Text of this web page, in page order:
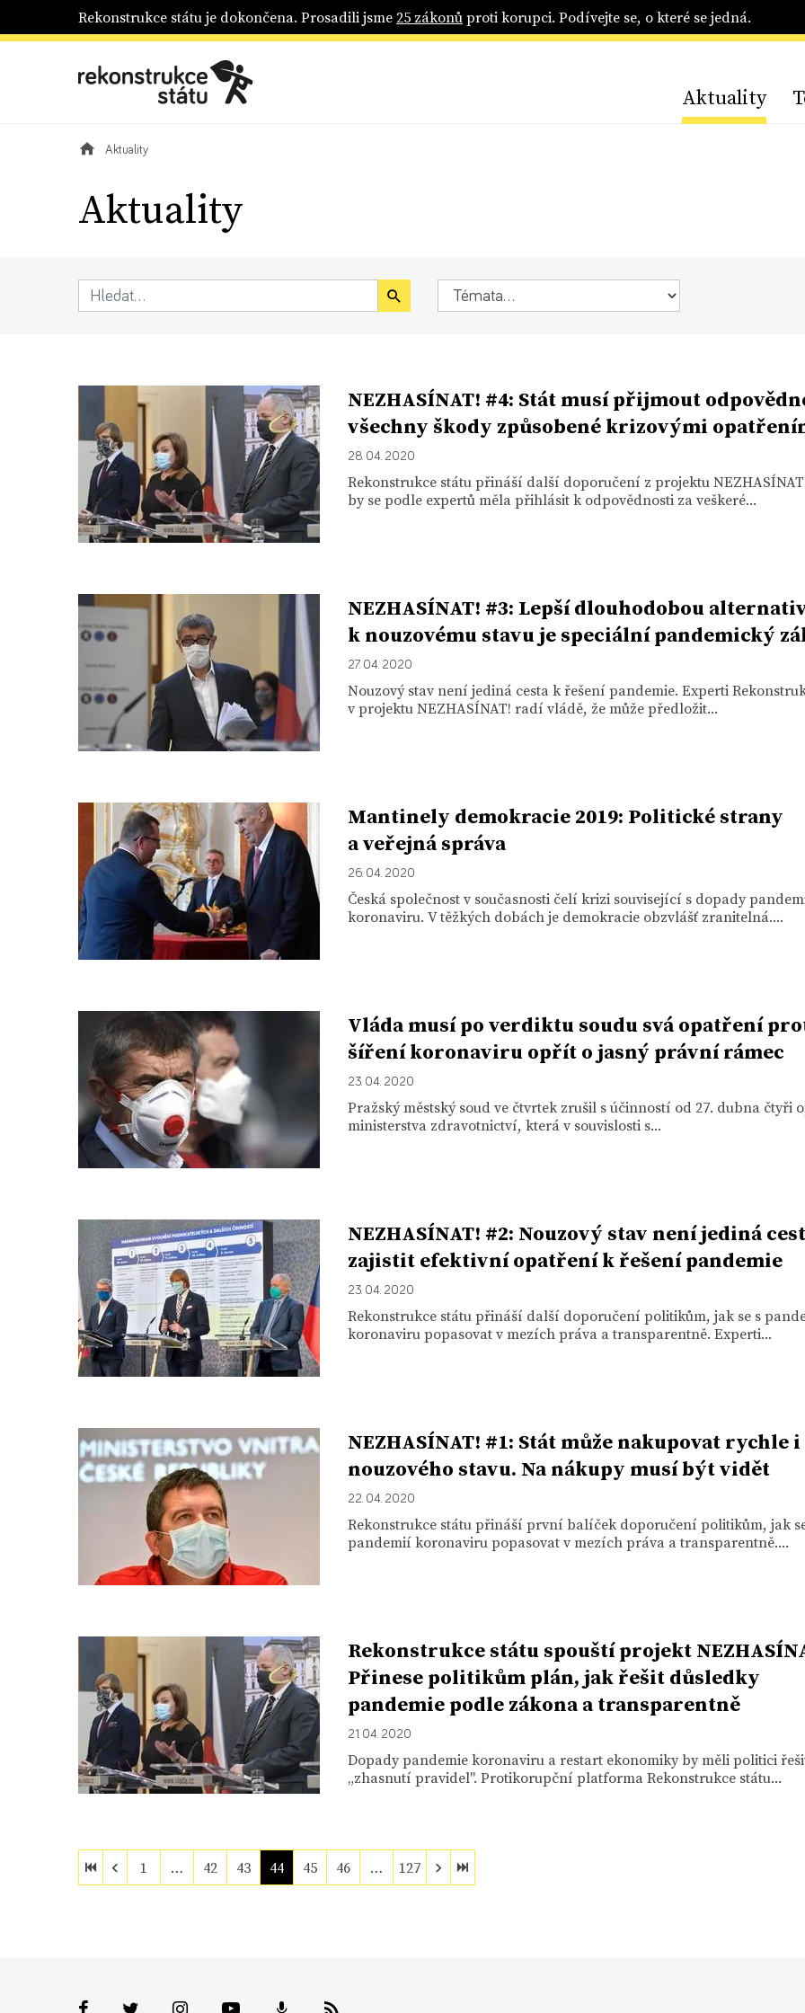
Rekonstrukce státu je dokončena. Prosadili jsme25 zákonůproti korupci. Podívejte se, o které se jedná.
Aktuality
Aktuality
Aktuality
NEZHASÍNAT! #4: Stát musí přijmout
všechny škody způsobené krizovými
28. 04. 2020
Rekonstrukce státu přináší další doporučení z projektu
by se podle expertů měla přihlásit k odpovědnosti za veškeré...
NEZHASÍNAT! #3: Lepší dlouhodobou
k nouzovému stavu je speciální pandemický
27. 04. 2020
Nouzový stav není jediná cesta k řešení pandemie. Experti
v projektu NEZHASÍNAT! radí vládě, že může předložit...
Mantinely demokracie 2019: Politické strany
a veřejná správa
26. 04. 2020
Česká společnost v současnosti čelí krizi související s dopady
koronaviru. V těžkých dobách je demokracie obzvlášť zranitelná....
Vláda musí po verdiktu soudu svá opatření
šíření koronaviru opřít o jasný právní rámec
23. 04. 2020
Pražský městský soud ve čtvrtek zrušil s účinností od 27. dubna čtyři
ministerstva zdravotnictví, která v souvislosti s...
NEZHASÍNAT! #2: Nouzový stav není jediná
zajistit efektivní opatření k řešení pandemie
23. 04. 2020
Rekonstrukce státu přináší další doporučení politikům, jak se s
koronaviru popasovat v mezích práva a transparentně. Experti...
NEZHASÍNAT! #1: Stát může nakupovat rychle i
nouzového stavu. Na nákupy musí být vidět
22. 04. 2020
Rekonstrukce státu přináší první balíček doporučení politikům, jak
pandemií koronaviru popasovat v mezích práva a transparentně....
Rekonstrukce státu spouští projekt
Přinese politikům plán, jak řešit důsledky
pandemie podle zákona a transparentně
21. 04. 2020
Dopady pandemie koronaviru a restart ekonomiky by měli politici
„zhasnutí pravidel". Protikorupční platforma Rekonstrukce státu...
1 … 42 43 44 45 46 … 127